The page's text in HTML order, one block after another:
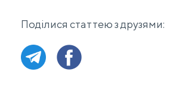
Поділися статтею з друзями: